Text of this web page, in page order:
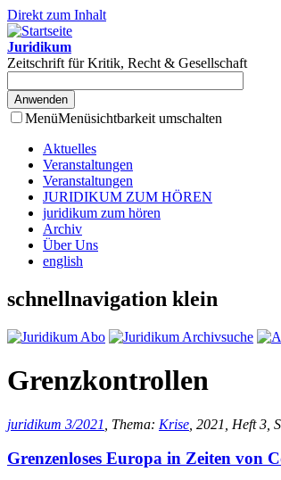
Direkt zum Inhalt
Juridikum
Zeitschrift für Kritik, Recht & Gesellschaft
MenüMenüsichtbarkeit umschalten
Aktuelles
Veranstaltungen
Veranstaltungen
JURIDIKUM ZUM HÖREN
juridikum zum hören
Archiv
Über Uns
english
schnellnavigation klein
Grenzkontrollen
juridikum 3/2021 , Thema: Krise , 2021, Heft 3,
Grenzenloses Europa in Zeiten von